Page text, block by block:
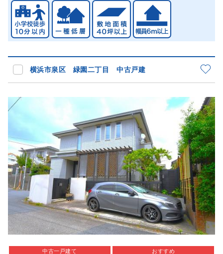
横浜市泉区 緑園二丁目 中古戸建
中古一戸建て おすすめ